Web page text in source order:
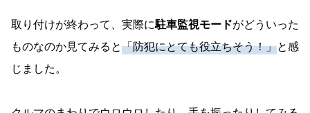
取り付けが終わって、実際に駐車監視モードがどういった
ものなのか見てみると「防犯にとても役立ちそう！」と感
じました。